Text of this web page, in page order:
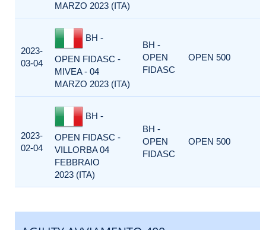
MARZO 2023 (ITA)
2023-
03-04
BH -
OPEN FIDASC -
MIVEA - 04
MARZO 2023 (ITA)
BH -
OPEN
FIDASC
OPEN 500
2023-
02-04
BH -
OPEN FIDASC -
VILLORBA 04
FEBBRAIO
2023 (ITA)
BH -
OPEN
FIDASC
OPEN 500